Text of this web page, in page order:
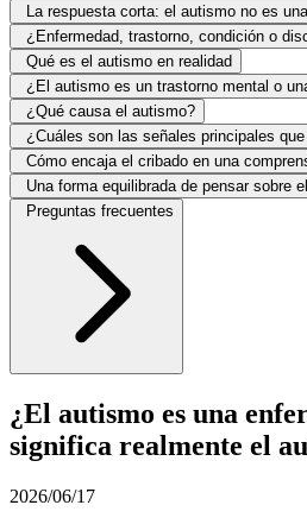
La respuesta corta: el autismo no es
¿Enfermedad, trastorno, condición o
Qué es el autismo en realidad
¿El autismo es un trastorno mental o
¿Qué causa el autismo?
¿Cuáles son las señales principales
Cómo encaja el cribado en una
Una forma equilibrada de pensar sobre
Preguntas frecuentes
¿El autismo es una
significa realmente el
2026/06/17